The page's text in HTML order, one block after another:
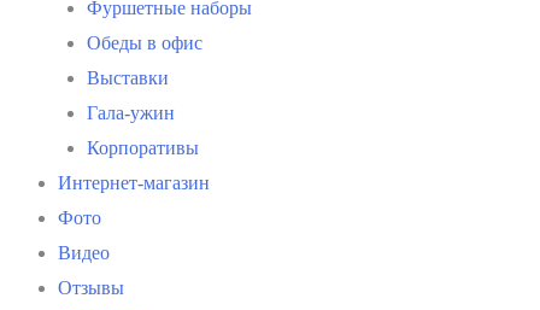
Фуршетные наборы
Обеды в офис
Выставки
Гала-ужин
Корпоративы
Интернет-магазин
Фото
Видео
Отзывы